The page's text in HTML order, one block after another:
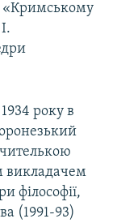
«Кримському
року в
викладачем
філософії,
(1991-93)